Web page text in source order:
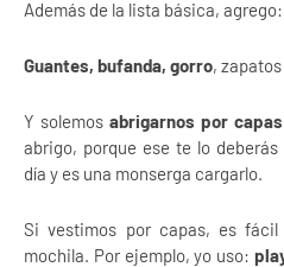
Además de la lista básica, agrego:
Guantes, bufanda, gorro,
Y solemos abrigarnos por capas
abrigo, porque ese te lo
día y es una monserga cargarlo.
Si vestimos por capas, es
mochila. Por ejemplo, yo uso: